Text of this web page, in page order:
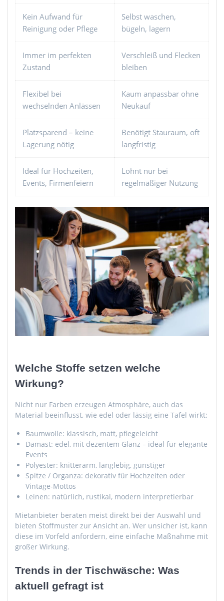
Kein Aufwand für
Reinigung oder Pflege
Selbst waschen,
bügeln, lagern
Immer im perfekten
Zustand
Verschleiß und Flecken
bleiben
Flexibel bei
wechselnden Anlässen
Kaum anpassbar ohne
Neukauf
Platzsparend – keine
Lagerung nötig
Benötigt Stauraum, oft
langfristig
Ideal für Hochzeiten,
Events, Firmenfeiern
Lohnt nur bei
regelmäßiger Nutzung
Welche Stoffe setzen welche
Wirkung?
Nicht nur Farben erzeugen Atmosphäre, auch das
Material beeinflusst, wie edel oder lässig eine Tafel wirkt:
Baumwolle: klassisch, matt, pflegeleicht
Damast: edel, mit dezentem Glanz – ideal für elegante
Events
Polyester: knitterarm, langlebig, günstiger
Spitze / Organza: dekorativ für Hochzeiten oder
Vintage-Mottos
Leinen: natürlich, rustikal, modern interpretierbar
Mietanbieter beraten meist direkt bei der Auswahl und
bieten Stoffmuster zur Ansicht an. Wer unsicher ist, kann
diese im Vorfeld anfordern, eine einfache Maßnahme mit
großer Wirkung.
Trends in der Tischwäsche: Was
aktuell gefragt ist